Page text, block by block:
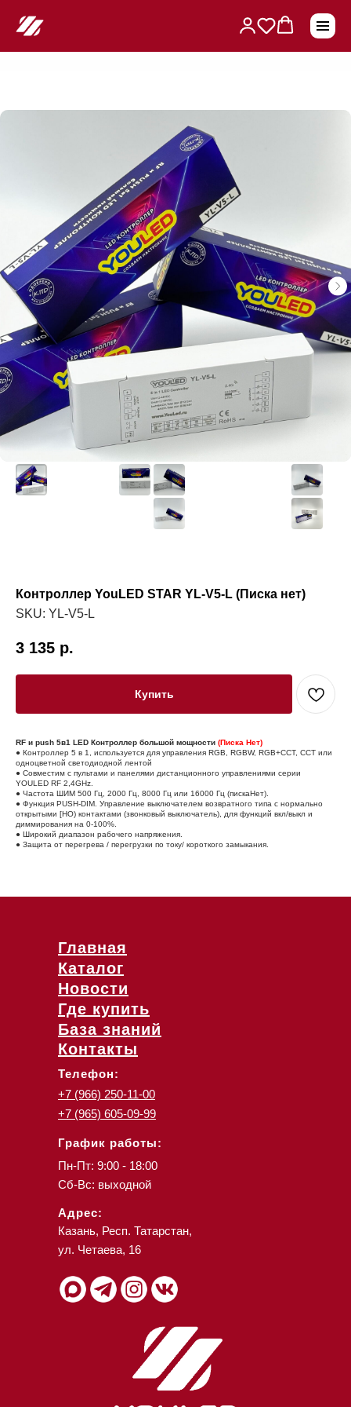
Контроллер YouLED STAR YL-V5-L (Писка нет)
SKU: YL-V5-L
3 135 р.
Купить
RF и push 5в1 LED Контроллер большой мощности (Писка Нет)
● Контроллер 5 в 1, используется для управления RGB, RGBW, RGB+CCT, CCT или
одноцветной светодиодной лентой
● Совместим с пультами и панелями дистанционного управлениями серии
YOULED RF 2,4GHz.
● Частота ШИМ 500 Гц, 2000 Гц, 8000 Гц или 16000 Гц (пискаНет).
● Функция PUSH-DIM. Управление выключателем возвратного типа с нормально
открытыми [НО) контактами (звонковый выключатель), для функций вкл/выкл и
диммирования на 0-100%.
● Широкий диапазон рабочего напряжения.
● Защита от перегрева / перегрузки по току/ короткого замыкания.
Главная
Каталог
Где купить
База знаний
Новости
Контакты
Телефон:
График работы:
+7 (966) 250-11-00
+7 (965) 605-09-99
Пн-Пт: 9:00 - 18:00
Сб-Вс: выходной
Адрес:
Казань, Респ. Татарстан,
ул. Четаева, 16